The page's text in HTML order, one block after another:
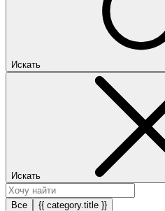
Искать
Искать
Все {{ category.title }}